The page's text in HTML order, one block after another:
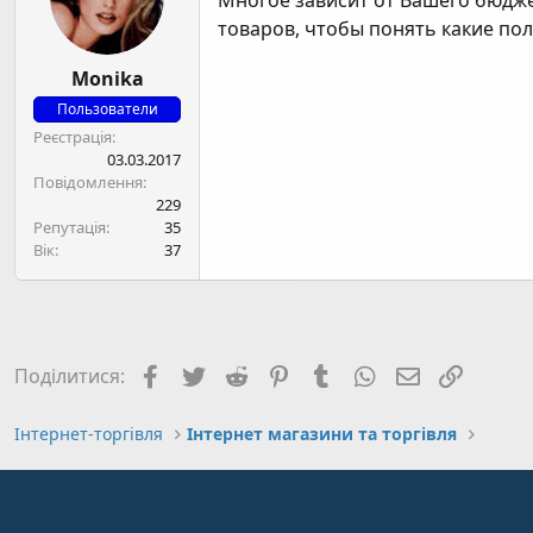
Monika
Пользователи
Реєстрація
03.03.2017
Повідомлення
229
Репутація
35
Вік
37
товаров, чтобы понять какие
Поділитися: FacebookTwitterReddit PinterestTumblrWhatsApp
E-mail
Інтернет-торгівля Інтернет магазини та торгівля